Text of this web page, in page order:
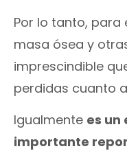
Por lo tanto,
masa ósea y
imprescindible
perdidas cuanto
Igualmente es un
importante